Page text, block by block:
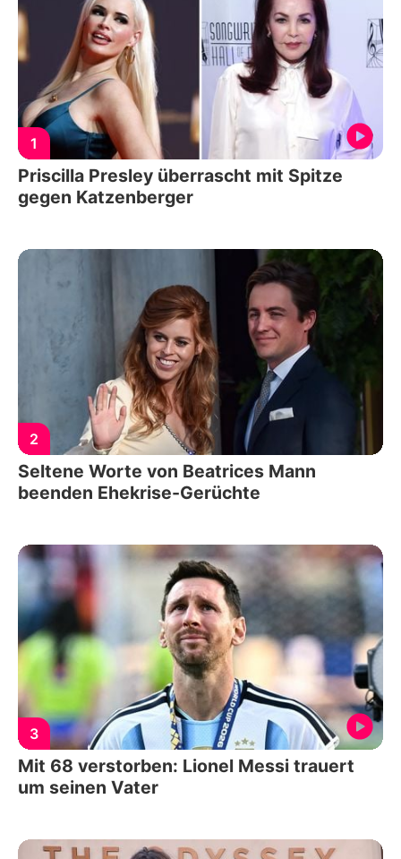
1
Priscilla Presley überrascht mit Spitze
gegen Katzenberger
2
Seltene Worte von Beatrices Mann
beenden Ehekrise-Gerüchte
3
Mit 68 verstorben: Lionel Messi trauert
um seinen Vater